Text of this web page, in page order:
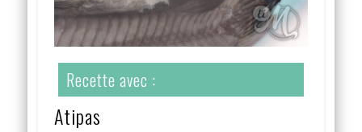
Recette avec :
Atipas